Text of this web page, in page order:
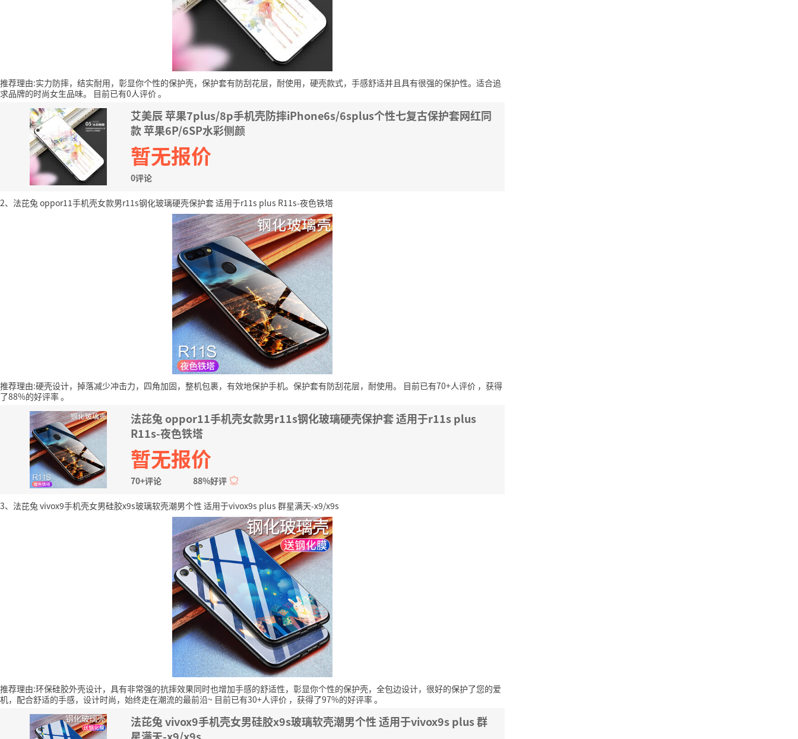
推荐理由:实力防摔，结实耐用，彰显你个性的保护壳，保护套有防刮花层，耐使用，硬壳款式，手感舒适并且具有很强的保护性。适合追
求品牌的时尚女生品味。
目前已有0人评价。
艾美辰 苹果7plus/8p手机壳防摔iPhone6s/6splus个性七复古保护套网红同
款 苹果6P/6SP水彩侧颜
暂无报价
0评论
2、法芘兔 oppor11手机壳女款男r11s钢化玻璃硬壳保护套 适用于r11s plus R11s-夜色铁塔
推荐理由:硬壳设计，掉落减少冲击力，四角加固，整机包裹，有效地保护手机。保护套有防刮花层，耐使用。 目前已有70+人评价 ，获得
了88%的好评率。
法芘兔 oppor11手机壳女款男r11s钢化玻璃硬壳保护套 适用于r11s plus
R11s-夜色铁塔
暂无报价
70+评论 88%好评
3、法芘兔 vivox9手机壳女男硅胶x9s玻璃软壳潮男个性 适用于vivox9s plus 群星满天-x9/x9s
推荐理由:环保硅胶外壳设计，具有非常强的抗摔效果同时也增加手感的舒适性，彰显你个性的保护壳，全包边设计，很好的保护了您的爱
机，配合舒适的手感，设计时尚，始终走在潮流的最前沿~ 目前已有30+人评价 ，获得了97%的好评率。
法芘兔 vivox9手机壳女男硅胶x9s玻璃软壳潮男个性 适用于vivox9s plus 群